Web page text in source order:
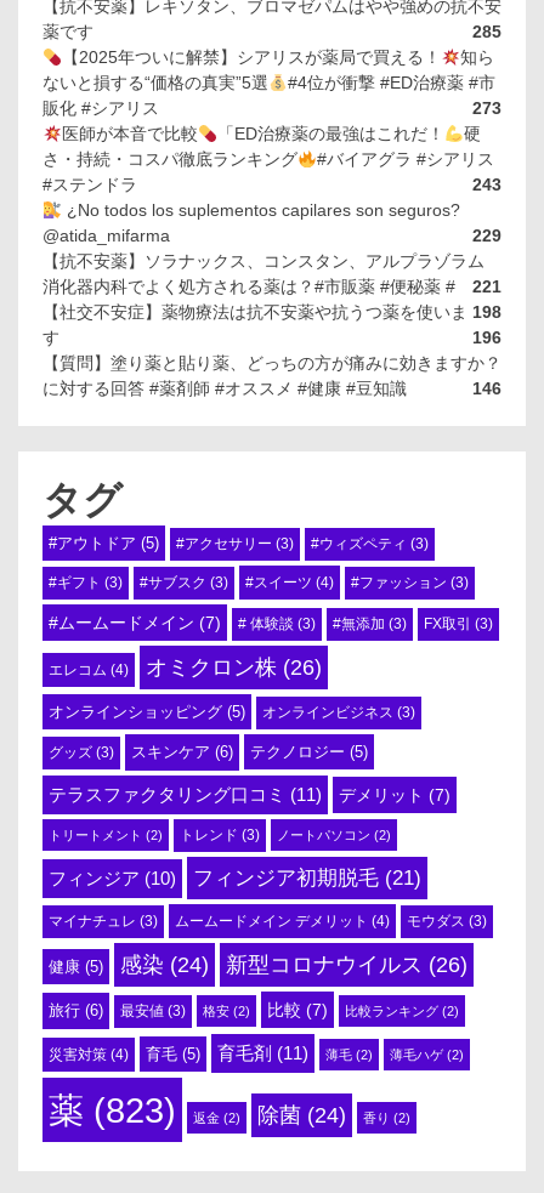
【抗不安薬】レキソタン、ブロマゼパムはやや強めの抗不安
薬です
285
【2025年ついに解禁】シアリスが薬局で買える！
知ら
ないと損する“価格の真実”5選
#4位が衝撃 #ED治療薬 #市
販化 #シアリス
273
医師が本音で比較
「ED治療薬の最強はこれだ！
硬
さ・持続・コスパ徹底ランキング
#バイアグラ #シアリス
#ステンドラ
243
¿No todos los suplementos capilares son seguros?
@atida_mifarma
229
【抗不安薬】ソラナックス、コンスタン、アルプラゾラム
221
消化器内科でよく処方される薬は？#市販薬 #便秘薬 #
198
【社交不安症】薬物療法は抗不安薬や抗うつ薬を使いま
す
196
【質問】塗り薬と貼り薬、どっちの方が痛みに効きますか？
に対する回答 #薬剤師 #オススメ #健康 #豆知識
146
タグ
#アウトドア (5) #アクセサリー (3) #ウィズペティ (3)
#ギフト (3) #サブスク (3) #スイーツ (4) #ファッション (3)
#ムームードメイン (7) # 体験談 (3) #無添加 (3) FX取引 (3)
エレコム (4) オミクロン株 (26)
オンラインショッピング (5) オンラインビジネス (3)
グッズ (3) スキンケア (6) テクノロジー (5)
テラスファクタリング口コミ (11) デメリット (7)
トリートメント (2) トレンド (3) ノートパソコン (2)
フィンジア (10) フィンジア初期脱毛 (21)
マイナチュレ (3) ムームードメイン デメリット (4) モウダス (3)
健康 (5) 感染 (24) 新型コロナウイルス (26)
旅行 (6) 最安値 (3) 格安 (2) 比較 (7) 比較ランキング (2)
災害対策 (4) 育毛 (5) 育毛剤 (11) 薄毛 (2) 薄毛ハゲ(2)
薬 (823) 返金 (2) 除菌 (24) 香り (2)